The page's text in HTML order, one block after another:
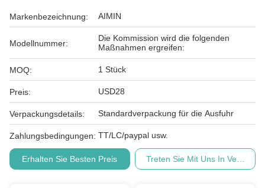
Markenbezeichnung: AIMIN
Modellnummer:
Die Kommission wird die folgenden
Maßnahmen ergreifen:
MOQ: 1 Stück
Preis: USD28
Verpackungsdetails: Standardverpackung für die Ausfuhr
Zahlungsbedingungen: TT/LC/paypal usw.
Erhalten Sie Besten Preis Treten Sie Mit Uns In